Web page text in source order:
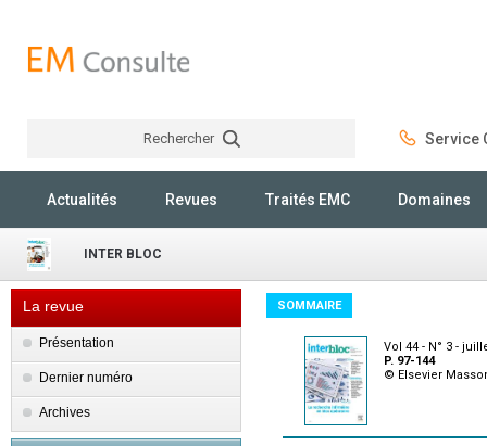
Rechercher Service
Actualités Revues Traités EMC Domaines
INTER BLOC
La revue
Présentation
Dernier numéro
Archives
SOMMAIRE
Vol 44 - N° 3 -
P. 97-144
© Elsevier